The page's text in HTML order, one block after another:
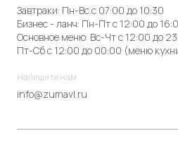
Завтраки: Пн-Вс с 07:00 до 10:30
Бизнес - ланч: Пн-Пт с 12:00 до
Основное меню: Вс-Чт с 12:00 до
Пт-Сб с 12:00 до 00:00 (меню
Напишите нам
info@zumavl.ru